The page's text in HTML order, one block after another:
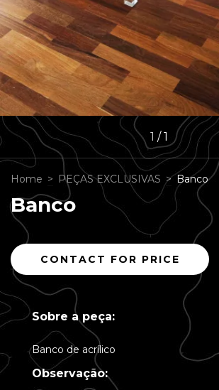
1 /1
Home > PEÇAS EXCLUSIVAS > Banco
Banco
Sobre a peça:
Banco de acrílico
Observação: